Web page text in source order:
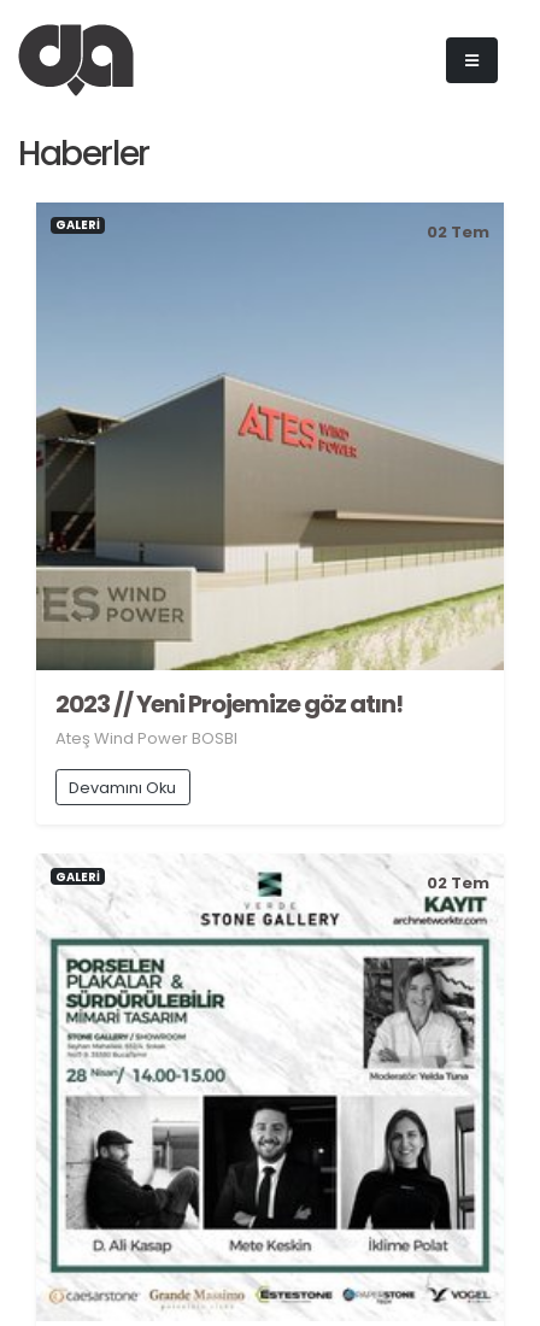
Haberler
GALERİ 02 Tem
2023 // Yeni Projemize göz atın!
Ateş Wind Power BOSBI
Devamını Oku
GALERİ 02 Tem